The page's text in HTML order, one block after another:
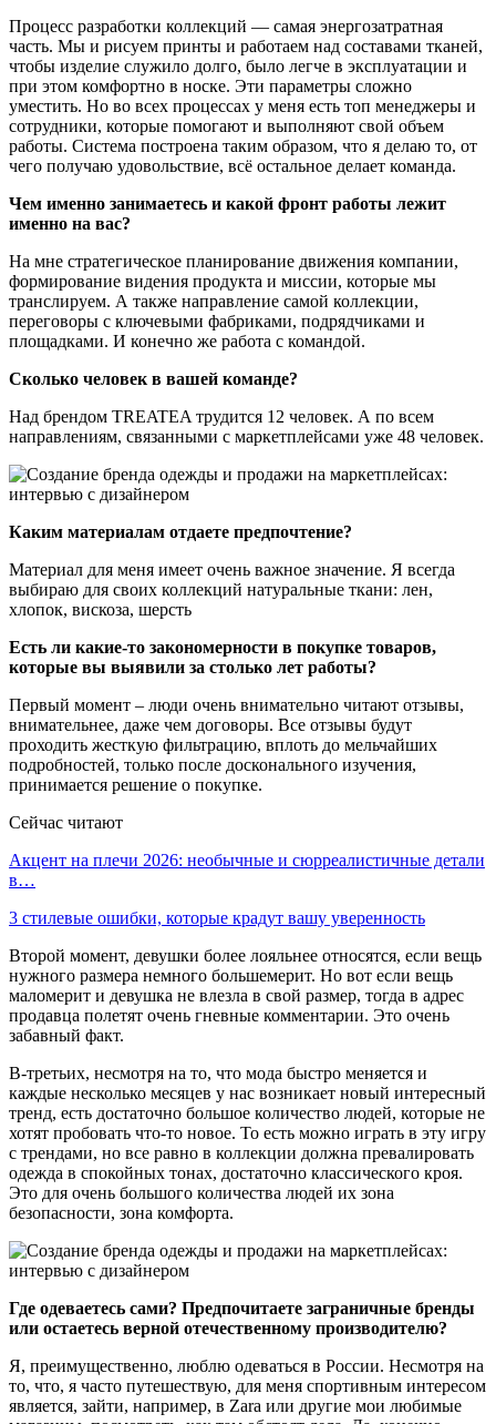
Процесс разработки коллекций — самая энергозатратная
часть. Мы и рисуем принты и работаем над составами тканей,
чтобы изделие служило долго, было легче в эксплуатации и
при этом комфортно в носке. Эти параметры сложно
уместить. Но во всех процессах у меня есть топ менеджеры и
сотрудники, которые помогают и выполняют свой объем
работы. Система построена таким образом, что я делаю то, от
чего получаю удовольствие, всё остальное делает команда.
Чем именно занимаетесь и какой фронт работы лежит
именно на вас?
На мне стратегическое планирование движения компании,
формирование видения продукта и миссии, которые мы
транслируем. А также направление самой коллекции,
переговоры с ключевыми фабриками, подрядчиками и
площадками. И конечно же работа с командой.
Сколько человек в вашей команде?
Над брендом TREATEA трудится 12 человек. А по всем
направлениям, связанными с маркетплейсами уже 48 человек.
Каким материалам отдаете предпочтение?
Материал для меня имеет очень важное значение. Я всегда
выбираю для своих коллекций натуральные ткани: лен,
хлопок, вискоза, шерсть
Есть ли какие-то закономерности в покупке товаров,
которые вы выявили за столько лет работы?
Первый момент – люди очень внимательно читают отзывы,
внимательнее, даже чем договоры. Все отзывы будут
проходить жесткую фильтрацию, вплоть до мельчайших
подробностей, только после досконального изучения,
принимается решение о покупке.
Сейчас читают
Акцент на плечи 2026: необычные и сюрреалистичные детали
в…
3 стилевые ошибки, которые крадут вашу уверенность
Второй момент, девушки более лояльнее относятся, если вещь
нужного размера немного большемерит. Но вот если вещь
маломерит и девушка не влезла в свой размер, тогда в адрес
продавца полетят очень гневные комментарии. Это очень
забавный факт.
В-третьих, несмотря на то, что мода быстро меняется и
каждые несколько месяцев у нас возникает новый интересный
тренд, есть достаточно большое количество людей, которые не
хотят пробовать что-то новое. То есть можно играть в эту игру
с трендами, но все равно в коллекции должна превалировать
одежда в спокойных тонах, достаточно классического кроя.
Это для очень большого количества людей их зона
безопасности, зона комфорта.
Где одеваетесь сами? Предпочитаете заграничные бренды
или остаетесь верной отечественному производителю?
Я, преимущественно, люблю одеваться в России. Несмотря на
то, что, я часто путешествую, для меня спортивным интересом
является, зайти, например, в Zara или другие мои любимые